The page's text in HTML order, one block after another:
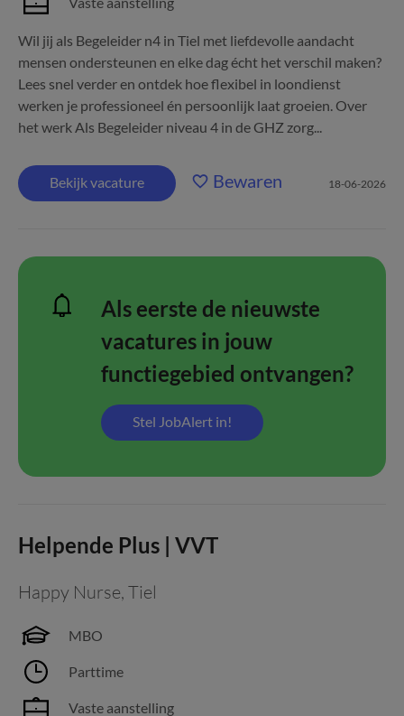
Wil jij als Begeleider n4 in Tiel met liefdevolle aandacht
mensen ondersteunen en elke dag écht het verschil maken?
Lees snel verder en ontdek hoe flexibel in loondienst
werken je professioneel én persoonlijk laat groeien. Over
het werk Als Begeleider niveau 4 in de GHZ zorg...
Bekijk vacature Bewaren 18-06-2026
Als eerste de nieuwste
vacatures in jouw
functiegebied ontvangen?
Stel JobAlert in!
Helpende Plus | VVT
Happy Nurse, Tiel
MBO
Parttime
Vaste aanstelling